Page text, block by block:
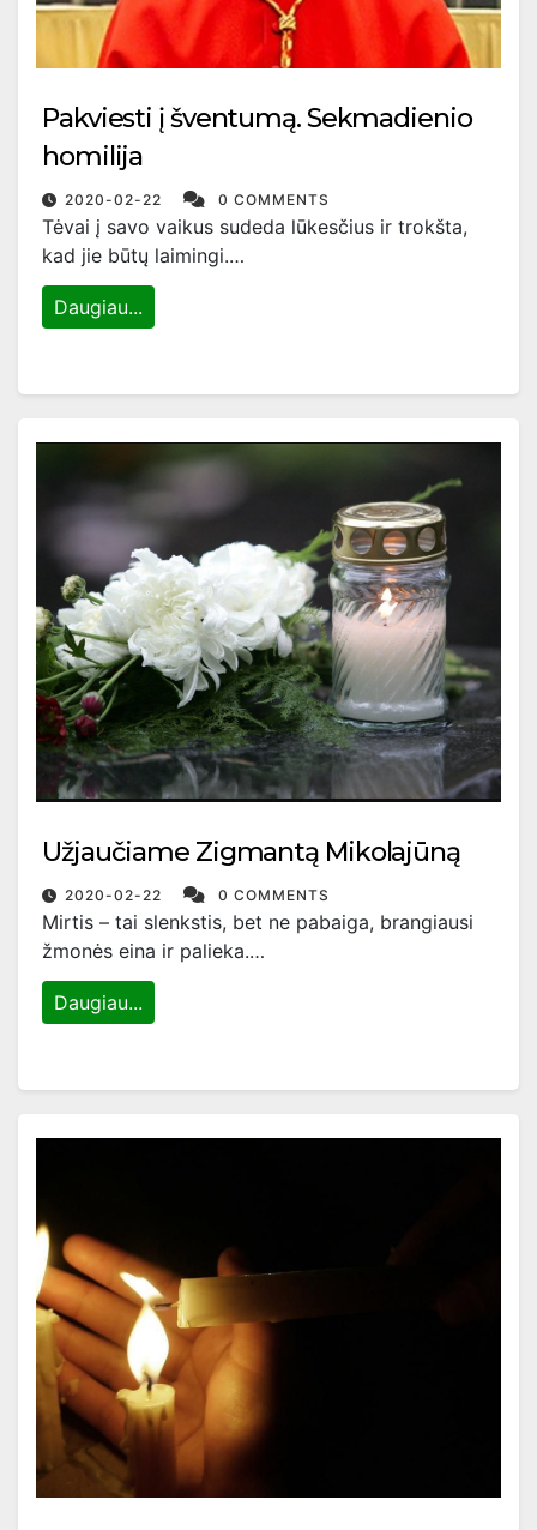
Pakviesti į šventumą. Sekmadienio
homilija
2020-02-22 0 COMMENTS
Tėvai į savo vaikus sudeda lūkesčius ir trokšta,
kad jie būtų laimingi.…
Daugiau...
Užjaučiame Zigmantą Mikolajūną
2020-02-22 0 COMMENTS
Mirtis – tai slenkstis, bet ne pabaiga, brangiausi
žmonės eina ir palieka.…
Daugiau...